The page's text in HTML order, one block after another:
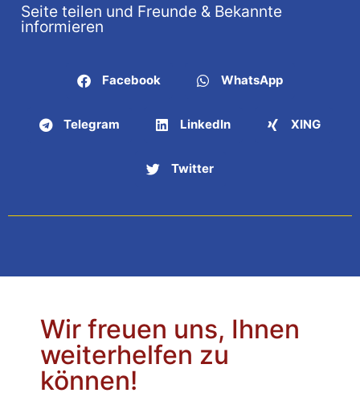
Seite teilen und Freunde & Bekannte
informieren
Facebook WhatsApp
Telegram LinkedIn XING
Twitter
Wir freuen uns, Ihnen
weiterhelfen zu
können!